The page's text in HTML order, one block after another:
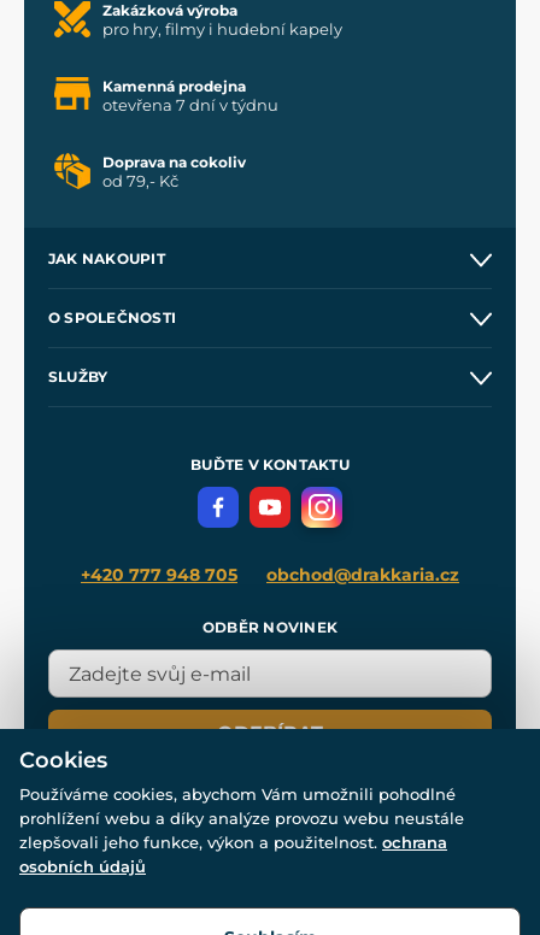
Zakázková výroba
pro hry, filmy i hudební kapely
Kamenná prodejna
otevřena 7 dní v týdnu
Doprava na cokoliv
od 79,- Kč
JAK NAKOUPIT
Velkoobchod
O SPOLEČNOSTI
SLUŽBY
Meče pro Kingdom Come
BUĎTE V KONTAKTU
+420 777 948 705 obchod@drakkaria.cz
ODBĚR NOVINEK
ODEBÍRAT
© Všechna práva vyhrazena. www.drakkaria.cz 2007-2026.
Cookies
Používáme cookies, abychom Vám umožnili pohodlné
prohlížení webu a díky analýze provozu webu neustále
zlepšovali jeho funkce, výkon a použitelnost. ochrana
osobních údajů